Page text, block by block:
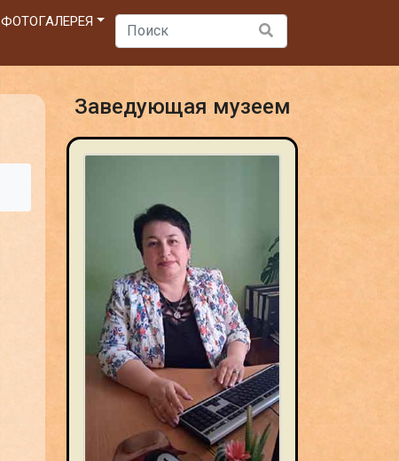
ФОТОГАЛЕРЕЯ
Заведующая музеем